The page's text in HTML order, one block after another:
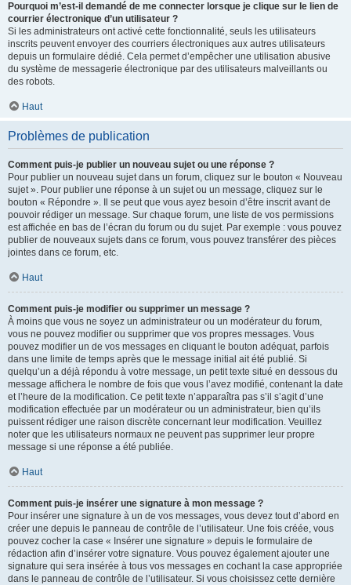
Pourquoi m’est-il demandé de me connecter lorsque je clique sur le lien de
courrier électronique d’un utilisateur ?
Si les administrateurs ont activé cette fonctionnalité, seuls les utilisateurs
inscrits peuvent envoyer des courriers électroniques aux autres utilisateurs
depuis un formulaire dédié. Cela permet d’empêcher une utilisation abusive
du système de messagerie électronique par des utilisateurs malveillants ou
des robots.
Haut
Problèmes de publication
Comment puis-je publier un nouveau sujet ou une réponse ?
Pour publier un nouveau sujet dans un forum, cliquez sur le bouton « Nouveau
sujet ». Pour publier une réponse à un sujet ou un message, cliquez sur le
bouton « Répondre ». Il se peut que vous ayez besoin d’être inscrit avant de
pouvoir rédiger un message. Sur chaque forum, une liste de vos permissions
est affichée en bas de l’écran du forum ou du sujet. Par exemple : vous pouvez
publier de nouveaux sujets dans ce forum, vous pouvez transférer des pièces
jointes dans ce forum, etc.
Haut
Comment puis-je modifier ou supprimer un message ?
À moins que vous ne soyez un administrateur ou un modérateur du forum,
vous ne pouvez modifier ou supprimer que vos propres messages. Vous
pouvez modifier un de vos messages en cliquant le bouton adéquat, parfois
dans une limite de temps après que le message initial ait été publié. Si
quelqu’un a déjà répondu à votre message, un petit texte situé en dessous du
message affichera le nombre de fois que vous l’avez modifié, contenant la date
et l’heure de la modification. Ce petit texte n’apparaîtra pas s’il s’agit d’une
modification effectuée par un modérateur ou un administrateur, bien qu’ils
puissent rédiger une raison discrète concernant leur modification. Veuillez
noter que les utilisateurs normaux ne peuvent pas supprimer leur propre
message si une réponse a été publiée.
Haut
Comment puis-je insérer une signature à mon message ?
Pour insérer une signature à un de vos messages, vous devez tout d’abord en
créer une depuis le panneau de contrôle de l’utilisateur. Une fois créée, vous
pouvez cocher la case « Insérer une signature » depuis le formulaire de
rédaction afin d’insérer votre signature. Vous pouvez également ajouter une
signature qui sera insérée à tous vos messages en cochant la case appropriée
dans le panneau de contrôle de l’utilisateur. Si vous choisissez cette dernière